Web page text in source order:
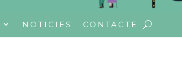
NOTICIES CONTACTE